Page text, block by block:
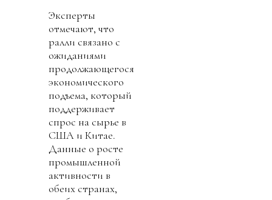
Эксперты
отмечают, что
ралли связано с
ожиданиями
продолжающегося
экономического
подъема, который
поддерживает
спрос на сырье в
США и Китае.
Данные о росте
промышленной
активности в
обеих странах,